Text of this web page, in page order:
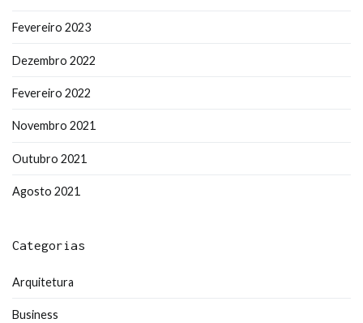
Fevereiro 2023
Dezembro 2022
Fevereiro 2022
Novembro 2021
Outubro 2021
Agosto 2021
Categorias
Arquitetura
Business